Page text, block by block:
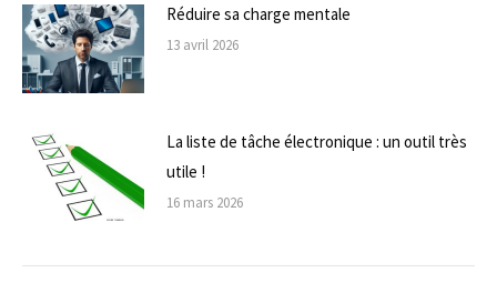
Réduire sa charge mentale
13 avril 2026
La liste de tâche électronique : un outil très
utile !
16 mars 2026